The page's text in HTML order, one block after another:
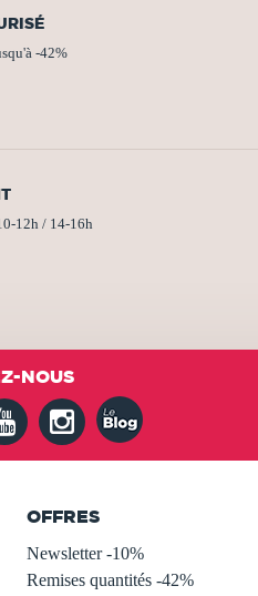
-42%
12h / 14-16h
NOUS
OFFRES
Newsletter -10%
Remises quantités -42%